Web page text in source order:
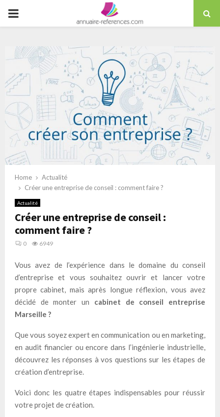
content
PRIMARY
Home
Actualité
Créer une entreprise de conseil : comment faire ?
Actualité
Créer une entreprise de conseil :
comment faire ?
0 6949
Vous avez de l’expérience dans le domaine du conseil
d’entreprise et vous souhaitez ouvrir et lancer votre
propre cabinet, mais après longue réflexion, vous avez
décidé de monter un cabinet de conseil entreprise
Marseille ?
Que vous soyez expert en communication ou en marketing,
en audit financier ou encore dans l’ingénierie industrielle,
découvrez les réponses à vos questions sur les étapes de
création d’entreprise.
Voici donc les quatre étapes indispensables pour réussir
votre projet de création.